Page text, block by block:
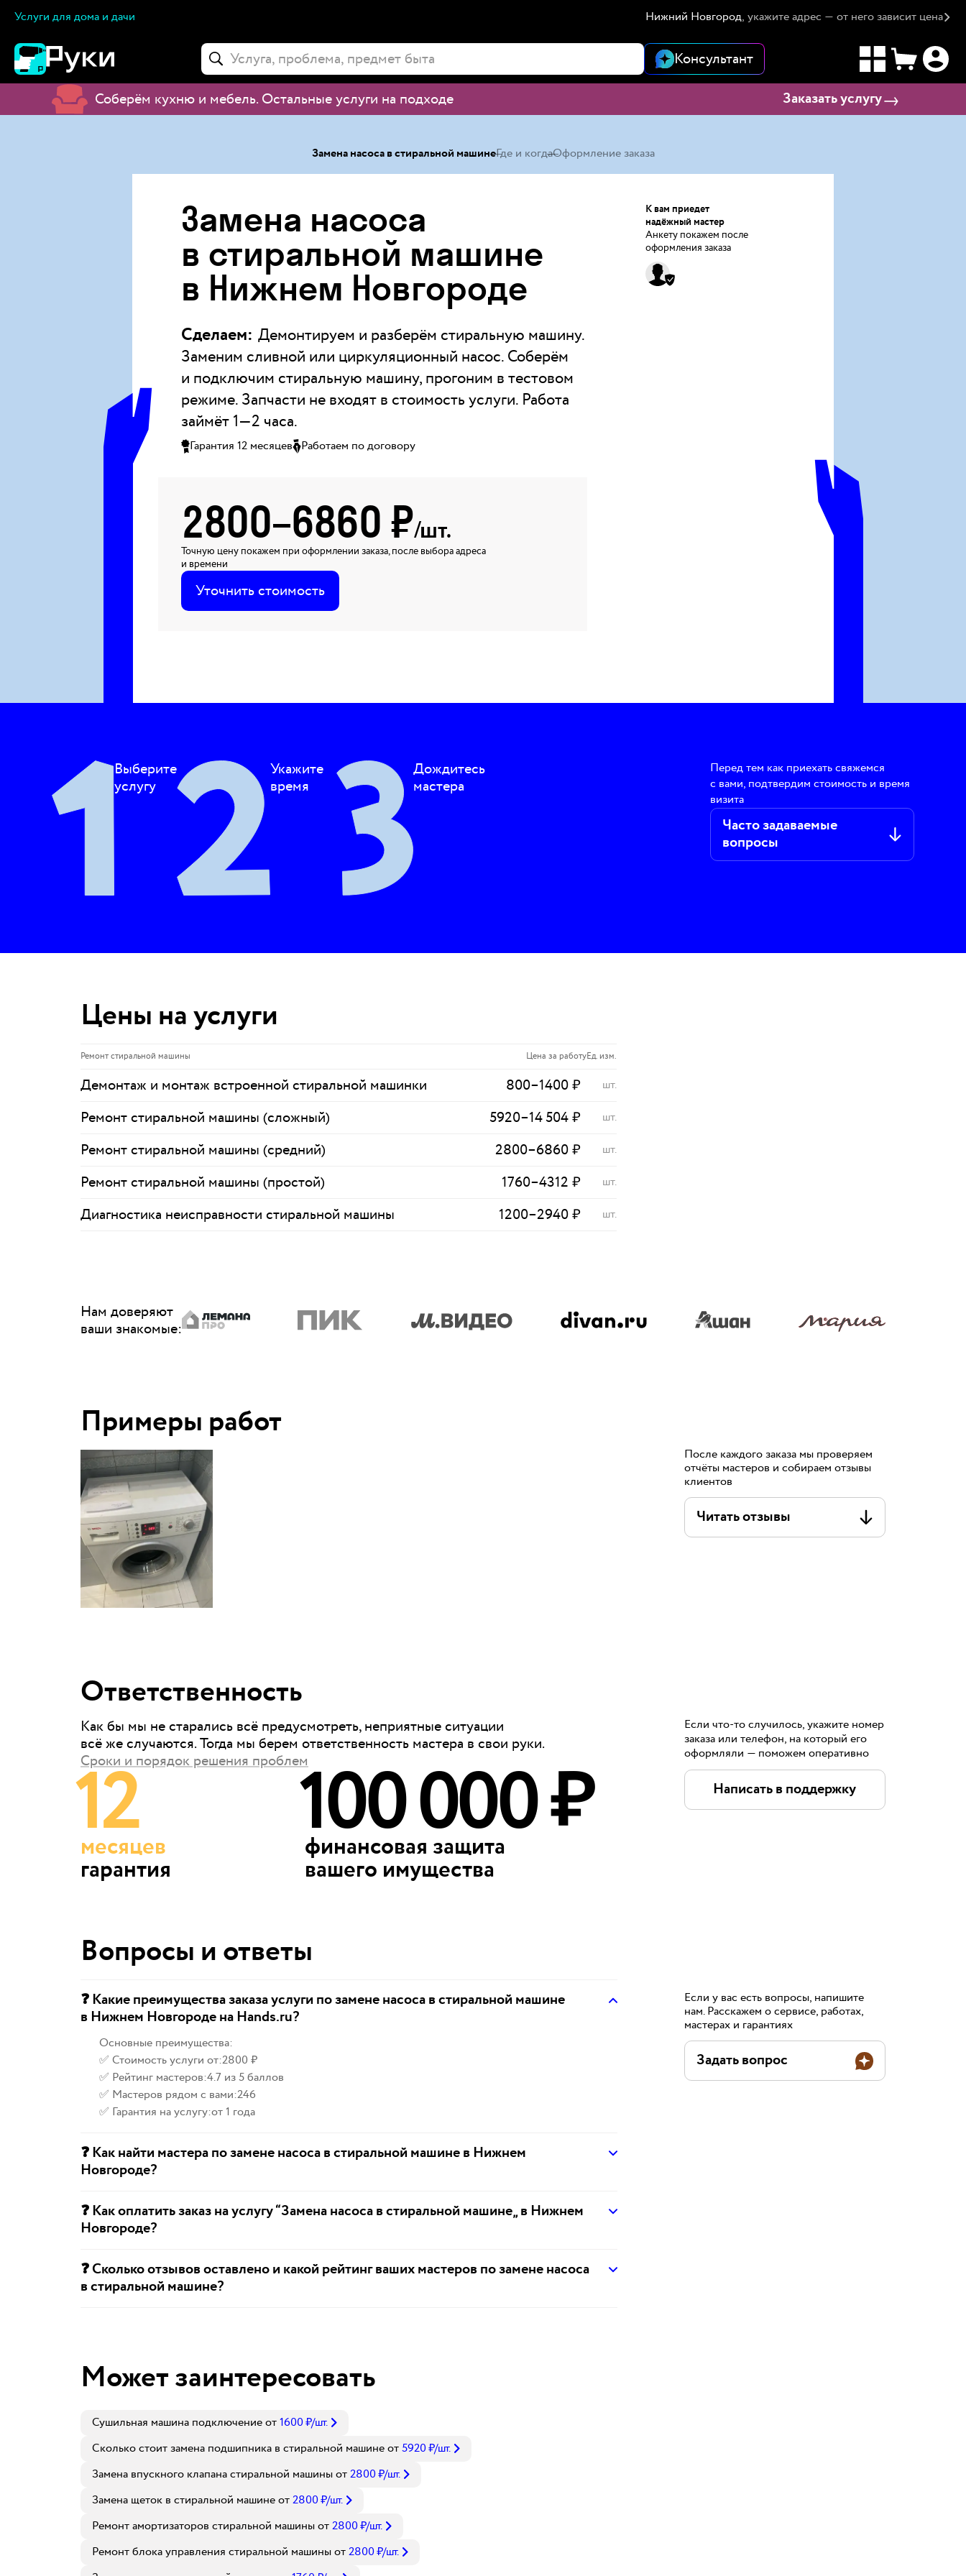
Услуги для дома и дачи Нижний Новгород, укажите адрес — от него зависит цена
Консультант
Соберём кухню и мебель. Остальные услуги на подходе Заказать услугу
Замена насоса в стиральной машинеГде и когдаОформление заказа
Замена насоса
в стиральной машине
в Нижнем Новгороде
Сделаем: Демонтируем и разберём стиральную машину.
Заменим сливной или циркуляционный насос. Соберём
и подключим стиральную машину, прогоним в тестовом
режиме. Запчасти не входят в стоимость услуги. Работа
займёт 1—2 часа.
Гарантия 12 месяцев Работаем по договору
2800–6860₽/шт.
Точную цену покажем при оформлении заказа, после выбора адреса
и времени
Уточнить стоимость
К вам приедет
надёжный мастер
Анкету покажем после
оформления заказа
Выберите
услугу
Укажите
время
Дождитесь
мастера
Перед тем как приехать свяжемся
с вами, подтвердим стоимость и время
визита
Часто задаваемые
вопросы
Цены на услуги
Ремонт стиральной машины Цена за работуЕд. изм.
Демонтаж и монтаж встроенной стиральной машинки 800–1400₽ шт.
Ремонт стиральной машины (сложный) 5920–14 504₽ шт.
Ремонт стиральной машины (средний) 2800–6860₽ шт.
Ремонт стиральной машины (простой) 1760–4312 ₽ шт.
Диагностика неисправности стиральной машины 1200–2940₽ шт.
Нам доверяют
ваши знакомые:
Примеры работ
После каждого заказа мы проверяем
отчёты мастеров и собираем отзывы
клиентов
Читать отзывы
Ответственность
Как бы мы не старались всё предусмотреть, неприятные ситуации
всё же случаются. Тогда мы берем ответственность мастера в свои руки.
Сроки и порядок решения проблем
12
месяцев
гарантия
100 000 ₽
финансовая защита
вашего имущества
Если что-то случилось, укажите номер
заказа или телефон, на который его
оформляли — поможем оперативно
Написать в поддержку
Вопросы и ответы
❓ Какие преимущества заказа услуги по замене насоса в стиральной машине
в Нижнем Новгороде на Hands.ru?
Основные преимущества:
✅ Стоимость услуги от:2800 ₽
✅ Рейтинг мастеров:4.7 из 5 баллов
✅ Мастеров рядом с вами:246
✅ Гарантия на услугу:от 1 года
❓ Как найти мастера по замене насоса в стиральной машине в Нижнем
Новгороде?
❓ Как оплатить заказ на услугу “Замена насоса в стиральной машине„ в Нижнем
Новгороде?
❓ Сколько отзывов оставлено и какой рейтинг ваших мастеров по замене насоса
в стиральной машине?
Если у вас есть вопросы, напишите
нам. Расскажем о сервисе, работах,
мастерах и гарантиях
Задать вопрос
Может заинтересовать
Сушильная машина подключениеот1600₽/шт.
Сколько стоит замена подшипника в стиральной машинеот5920₽/шт.
Замена впускного клапана стиральной машиныот2800₽/шт.
Замена щеток в стиральной машинеот2800₽/шт.
Ремонт амортизаторов стиральной машиныот2800₽/шт.
Ремонт блока управления стиральной машиныот2800₽/шт.